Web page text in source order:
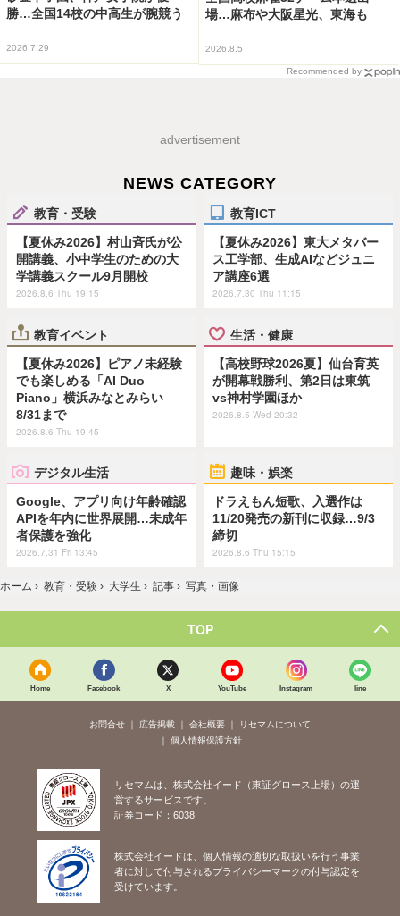
勝…全国14校の中高生が腕競う
2026.7.29
場…麻布や大阪星光、東海も
2026.8.5
Recommended by
advertisement
NEWS CATEGORY
教育・受験
【夏休み2026】村山斉氏が公
開講義、小中学生のための大
学講義スクール9月開校
2026.8.6 Thu 19:15
教育ICT
【夏休み2026】東大メタバー
ス工学部、生成AIなどジュニ
ア講座6選
2026.7.30 Thu 11:15
教育イベント
【夏休み2026】ピアノ未経験
でも楽しめる「AI Duo
Piano」横浜みなとみらい
8/31まで
2026.8.6 Thu 19:45
生活・健康
【高校野球2026夏】仙台育英
が開幕戦勝利、第2日は東筑
vs神村学園ほか
2026.8.5 Wed 20:32
デジタル生活
Google、アプリ向け年齢確認
APIを年内に世界展開…未成年
者保護を強化
2026.7.31 Fri 13:45
趣味・娯楽
ドラえもん短歌、入選作は
11/20発売の新刊に収録…9/3
締切
2026.8.6 Thu 15:15
ホーム › 教育・受験 › 大学生 › 記事 › 写真・画像
TOP
Home Facebook X YouTube Instagram line
お問合せ 広告掲載 会社概要
リセマムについて
個人情報保護方針
リセマムは、株式会社イード（東証グロース上場）の運
営するサービスです。
証券コード：6038
株式会社イードは、個人情報の適切な取扱いを行う事業
者に対して付与されるプライバシーマークの付与認定を
受けています。